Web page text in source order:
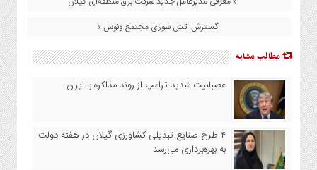
و
شهرداری
اجتماعی
فرهنگی
ورزشی
گیلان
گسترش آتش سوزی مجتمع ونوس »
مطالب مشابه
عصبانیت شدید ترامپ از روند مذاکره با ایران
۴ طرح صنایع تبدیلی کشاورزی گیلان در هفته دولت
به بهره‌برداری می‌رسد